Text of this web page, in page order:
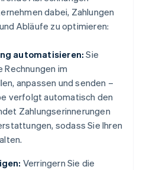
dabei, Zahlungen
Abläufe zu optimieren:
automatisieren: Sie
im
anpassen und senden –
verfolgt automatisch den
Zahlungserinnerungen
sodass Sie Ihren
Verringern Sie die